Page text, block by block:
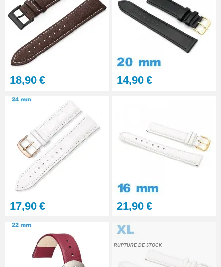
Multifonction
23,90 €
18,90 € 14,90 €
17,90 € 21,90 €
RUPTURE DE STOCK